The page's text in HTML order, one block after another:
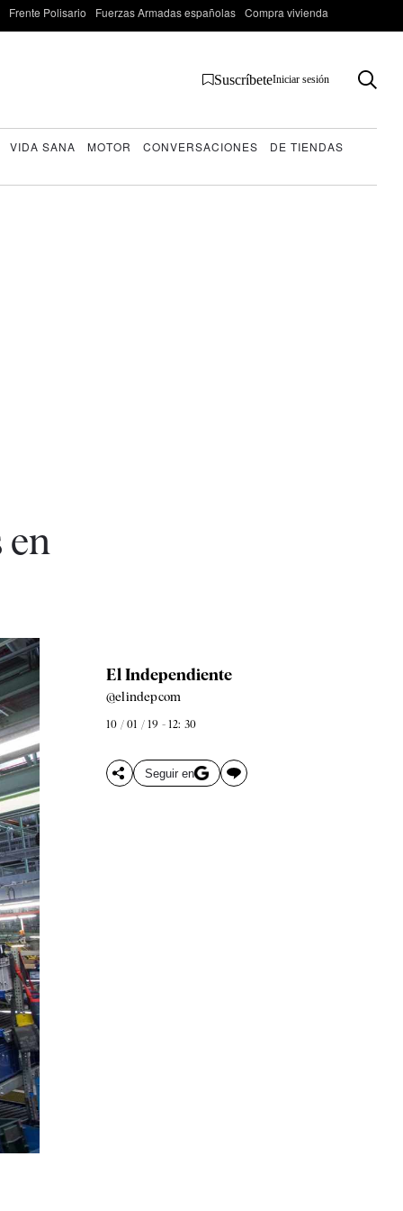
Frente Polisario Fuerzas Armadas españolas Compra vivienda
SuscríbeteIniciar sesión
VIDA SANA MOTOR CONVERSACIONES
DE TIENDAS
en
El Independiente
@elindepcom
10 / 01 / 19 - 12: 30
Seguir en